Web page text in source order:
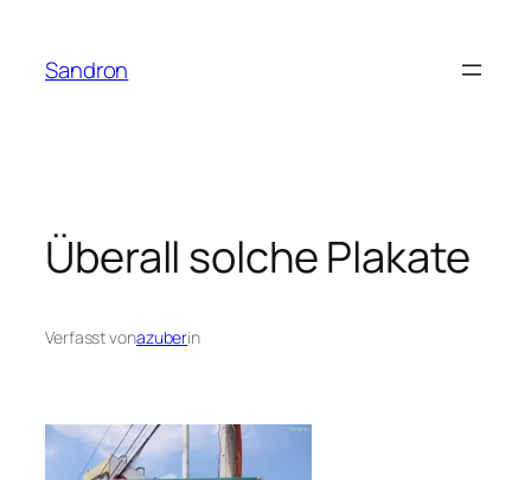
springen
Sandron
Überall solche Plakate
Verfasst vonazuberin